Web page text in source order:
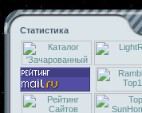
Статистика